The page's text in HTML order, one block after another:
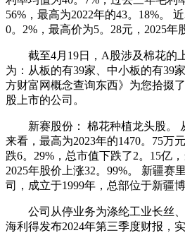
56%，最高为2022年的43。18%。
0。2%，最高价为5。28元，2025年
截至4月19日，A股涉及棉花的
为：从板的有39家、中小板的有39
方财富网概念查询东西》为您拾掇
股上市的公司。
新赛股份： 棉花种植龙头股。
来看，最高为2023年的1470。75万
跌6。29%，总市值下跌了2。15亿
2025年股价上涨32。99%。 新疆赛
司，成立于1999年，总部位于新疆博
公司从停业务为涤纶工业长丝、
海利得发布2024年第三季度财报，